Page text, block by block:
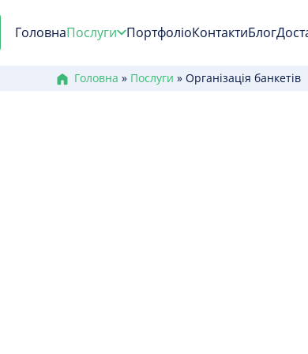
ГоловнаПослуги ПортфоліоКонтактиБлог
Головна » Послуги » Організація банкетів